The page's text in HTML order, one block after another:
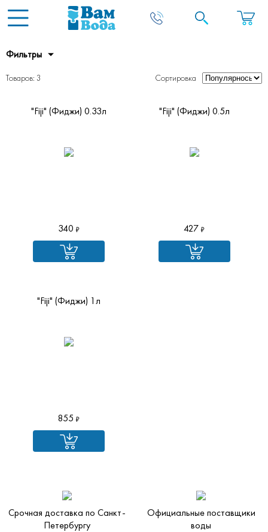
Фильтры
Товаров: 3 Сортировка
"Fiji" (Фиджи) 0.33л
340
"Fiji" (Фиджи) 0.5л
427
"Fiji" (Фиджи) 1л
855
Срочная доставка по Санкт-
Петербургу
Официальные поставщики
воды